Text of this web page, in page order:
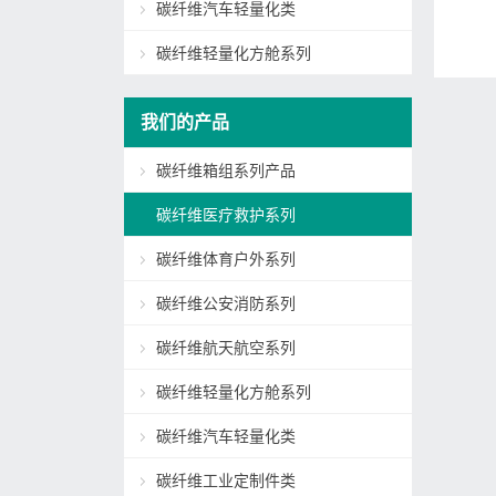
碳纤维汽车轻量化类
碳纤维轻量化方舱系列
我们的产品
碳纤维箱组系列产品
碳纤维医疗救护系列
碳纤维体育户外系列
碳纤维公安消防系列
碳纤维航天航空系列
碳纤维轻量化方舱系列
碳纤维汽车轻量化类
碳纤维工业定制件类